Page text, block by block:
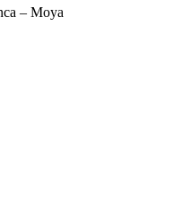
– Moya